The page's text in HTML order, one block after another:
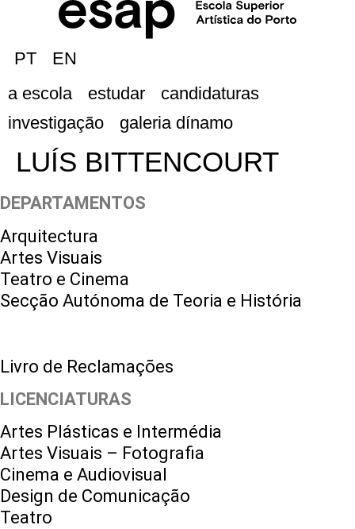
PT
EN
a escola
estudar
candidaturas
investigação
galeria dínamo
LUÍS BITTENCOURT
DEPARTAMENTOS
Arquitectura
Artes Visuais
Teatro e Cinema
Secção Autónoma de Teoria e História
Livro de Reclamações
LICENCIATURAS
Artes Plásticas e Intermédia
Artes Visuais – Fotografia
Cinema e Audiovisual
Design de Comunicação
Teatro